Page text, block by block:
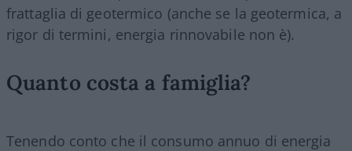
frattaglia di geotermico (anche se la geotermica, a
rigor di termini, energia rinnovabile non è).
Quanto costa a famiglia?
Tenendo conto che il consumo annuo di energia